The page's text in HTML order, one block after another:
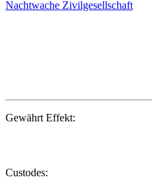
Nachtwache Zivilgesellschaft
Gewährt Effekt:
Custodes: